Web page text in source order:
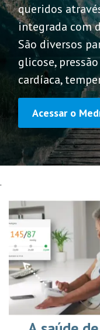
queridos
integrada com
São diversos
glicose,
cardíaca,
Acessar o
.